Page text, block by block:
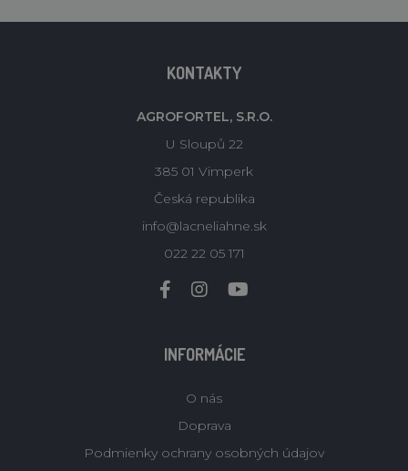
KONTAKTY
AGROFORTEL, S.R.O.
U Sloupů 22
385 01 Vimperk
Česká republika
info@lacneliahne.sk
022 22 05 171
INFORMÁCIE
O nás
Doprava
Podmienky ochrany osobných údajov